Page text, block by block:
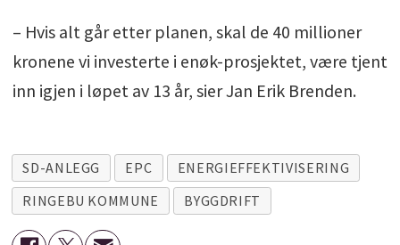
– Hvis alt går etter planen, skal de 40 millioner
kronene vi investerte i enøk-prosjektet, være tjent
inn igjen i løpet av 13 år, sier Jan Erik Brenden.
SD-ANLEGG EPC
ENERGIEFFEKTIVISERING
RINGEBU KOMMUNE
BYGGDRIFT